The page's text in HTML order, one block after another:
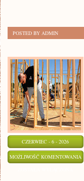
POSTED BY ADMIN
CZERWIEC - 6 - 2026
MOŻLIWOŚĆ KOMENTOWANIA